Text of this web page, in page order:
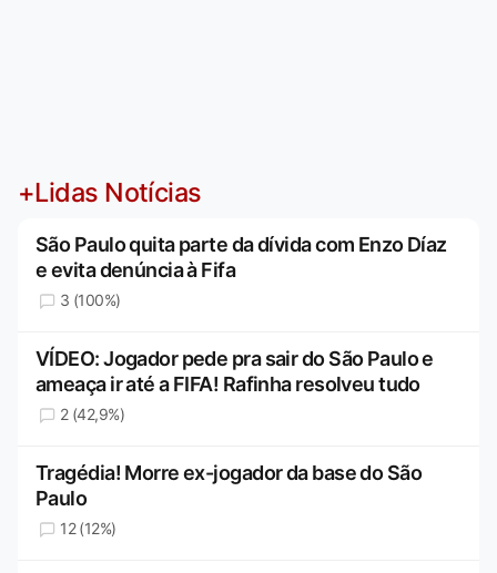
+Lidas Notícias
São Paulo quita parte da dívida com Enzo Díaz
e evita denúncia à Fifa
3 (100%)
VÍDEO: Jogador pede pra sair do São Paulo e
ameaça ir até a FIFA! Rafinha resolveu tudo
2 (42,9%)
Tragédia! Morre ex-jogador da base do São
Paulo
12 (12%)